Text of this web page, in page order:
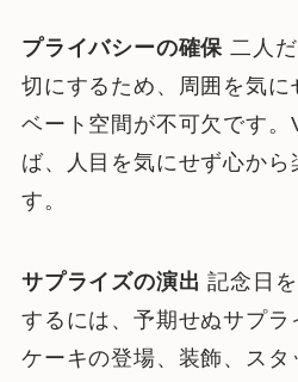
プライバシーの確保 二人
切にするため、周囲を気に
ベート空間が不可欠です
ば、人目を気にせず心から
す。
サプライズの演出 記念日
するには、予期せぬサプラ
ケーキの登場、装飾、スタ